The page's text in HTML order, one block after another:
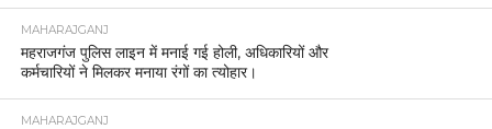
MAHARAJGANJ
महराजगंज पुलिस लाइन में मनाई गई होली, अधिकारियों और
कर्मचारियों ने मिलकर मनाया रंगों का त्योहार।
MAHARAJGANJ